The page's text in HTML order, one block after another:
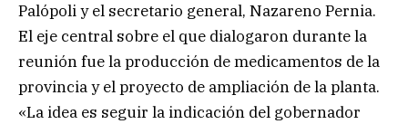
Palópoli y el secretario general, Nazareno Pernia.
El eje central sobre el que dialogaron durante la
reunión fue la producción de medicamentos de la
provincia y el proyecto de ampliación de la planta.
«La idea es seguir la indicación del gobernador